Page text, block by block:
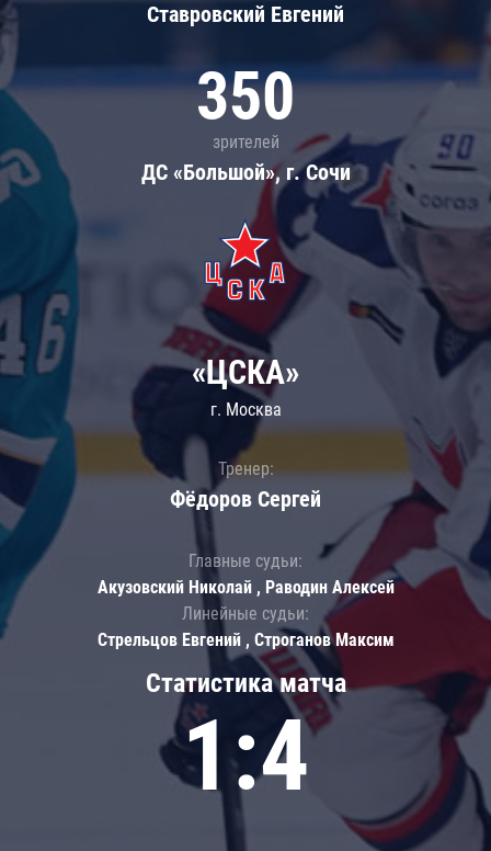
Ставровский Евгений
350
зрителей
ДС «Большой», г. Сочи
Статистика матча
1:4
«ЦСКА»
г. Москва
Тренер:
Фёдоров Сергей
Главные судьи:
Акузовский Николай , Раводин Алексей
Линейные судьи:
Стрельцов Евгений , Строганов Максим